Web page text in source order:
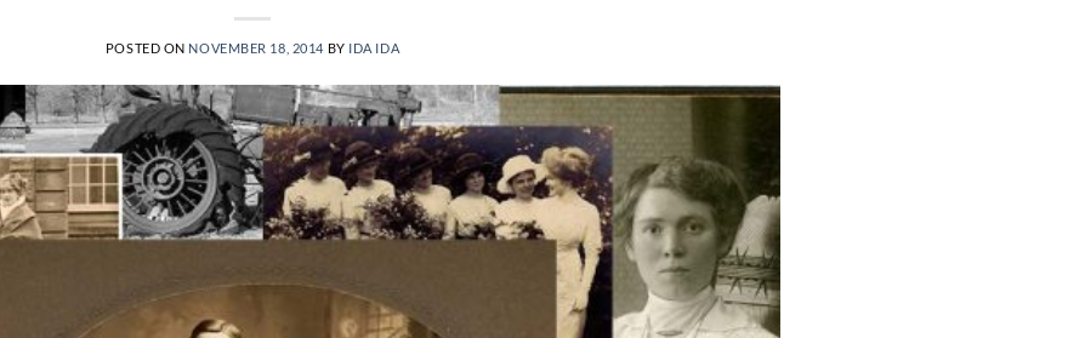
POSTED ON NOVEMBER 18, 2014 BY IDA IDA